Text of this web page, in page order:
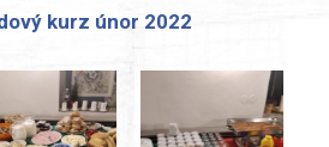
kurz únor 2022